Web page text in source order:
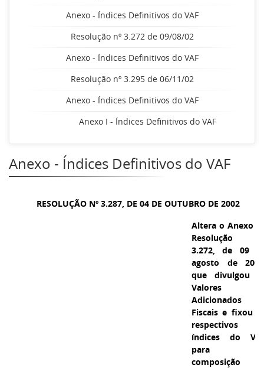
Anexo - Índices Definitivos do VAF
Resolução nº 3.272 de 09/08/02
Anexo - Índices Definitivos do VAF
Resolução nº 3.295 de 06/11/02
Anexo - Índices Definitivos do VAF
Anexo I - Índices Definitivos do VAF
Anexo - Índices Definitivos do VAF
RESOLUÇÃO Nº 3.287, DE 04 DE OUTUBRO DE 2002
Altera o Anexo
Resolução
3.272, de 09
agosto de
que divulgou
Valores
Adicionados
Fiscais e fixou
respectivos
índices do
para
composição